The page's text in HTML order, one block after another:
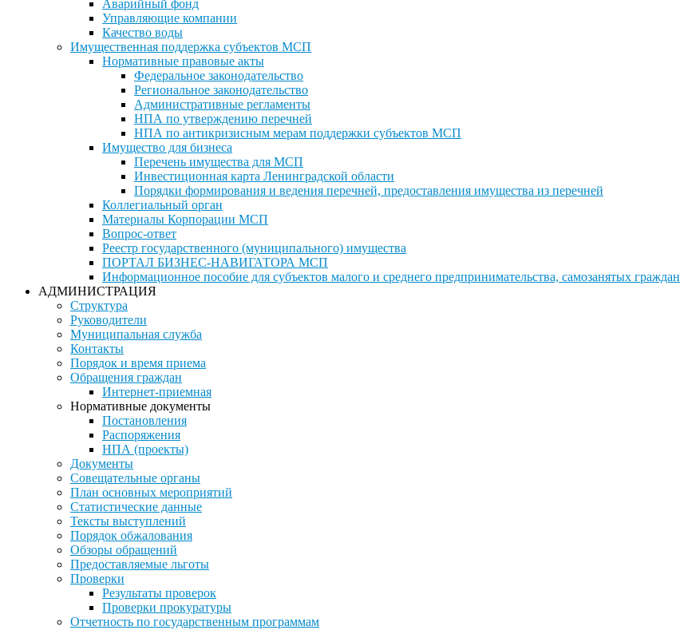
Аварийный фонд
Управляющие компании
Качество воды
Имущественная поддержка субъектов МСП
Нормативные правовые акты
Федеральное законодательство
Региональное законодательство
Административные регламенты
НПА по утверждению перечней
НПА по антикризисным мерам поддержки субъектов МСП
Имущество для бизнеса
Перечень имущества для МСП
Инвестиционная карта Ленинградской области
Порядки формирования и ведения перечней, предоставления имущества из перечней
Коллегиальный орган
Материалы Корпорации МСП
Вопрос-ответ
Реестр государственного (муниципального) имущества
ПОРТАЛ БИЗНЕС-НАВИГАТОРА МСП
Информационное пособие для субъектов малого и среднего предпринимательства, самозанятых граждан
АДМИНИСТРАЦИЯ
Структура
Руководители
Муниципальная служба
Контакты
Порядок и время приема
Обращения граждан
Интернет-приемная
Нормативные документы
Постановления
Распоряжения
НПА (проекты)
Документы
Совещательные органы
План основных мероприятий
Статистические данные
Тексты выступлений
Порядок обжалования
Обзоры обращений
Предоставляемые льготы
Проверки
Результаты проверок
Проверки прокуратуры
Отчетность по государственным программам